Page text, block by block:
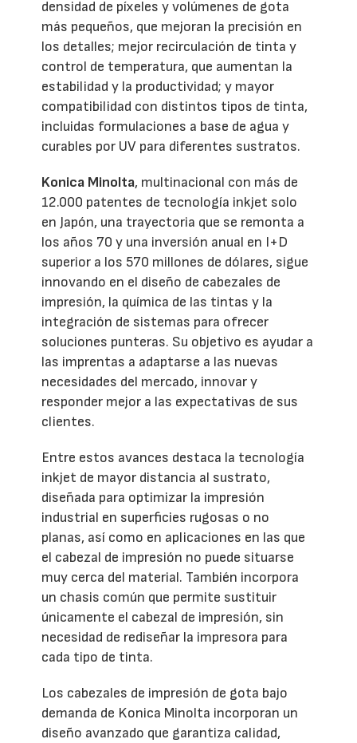
densidad de píxeles y volúmenes de gota
más pequeños, que mejoran la precisión en
los detalles; mejor recirculación de tinta y
control de temperatura, que aumentan la
estabilidad y la productividad; y mayor
compatibilidad con distintos tipos de tinta,
incluidas formulaciones a base de agua y
curables por UV para diferentes sustratos.
Konica Minolta, multinacional con más de
12.000 patentes de tecnología inkjet solo
en Japón, una trayectoria que se remonta a
los años 70 y una inversión anual en I+D
superior a los 570 millones de dólares, sigue
innovando en el diseño de cabezales de
impresión, la química de las tintas y la
integración de sistemas para ofrecer
soluciones punteras. Su objetivo es ayudar a
las imprentas a adaptarse a las nuevas
necesidades del mercado, innovar y
responder mejor a las expectativas de sus
clientes.
Entre estos avances destaca la tecnología
inkjet de mayor distancia al sustrato,
diseñada para optimizar la impresión
industrial en superficies rugosas o no
planas, así como en aplicaciones en las que
el cabezal de impresión no puede situarse
muy cerca del material. También incorpora
un chasis común que permite sustituir
únicamente el cabezal de impresión, sin
necesidad de rediseñar la impresora para
cada tipo de tinta.
Los cabezales de impresión de gota bajo
demanda de Konica Minolta incorporan un
diseño avanzado que garantiza calidad,